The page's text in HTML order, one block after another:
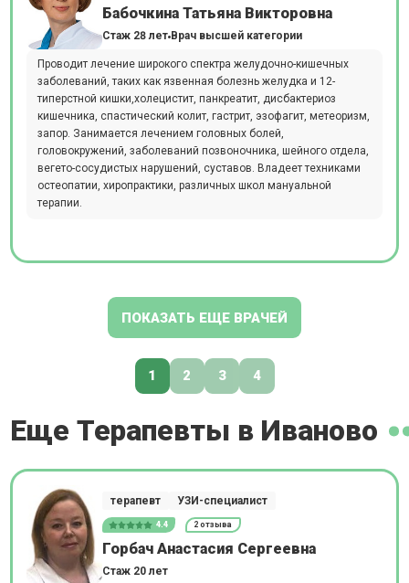
Бабочкина Татьяна Викторовна
Стаж 28 лет Врач высшей категории
Проводит лечение широкого спектра желудочно-кишечных
заболеваний, таких как язвенная болезнь желудка и 12-
типерстной кишки,холецистит, панкреатит, дисбактериоз
кишечника, спастический колит, гастрит, эзофагит, метеоризм,
запор. Занимается лечением головных болей,
головокружений, заболеваний позвоночника, шейного отдела,
вегето-сосудистых нарушений, суставов. Владеет техниками
остеопатии, хиропрактики, различных школ мануальной
терапии.
ПОКАЗАТЬ ЕЩЕ ВРАЧЕЙ
1 2 3 4
Еще Терапевты в Иваново
терапевт УЗИ-специалист
4.4 2 отзыва
Горбач Анастасия Сергеевна
Стаж 20 лет